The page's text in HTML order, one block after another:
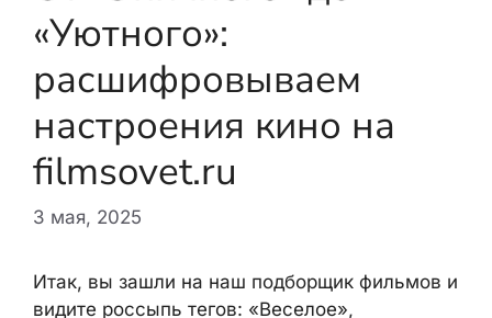
«Уютного»:
расшифровываем
настроения кино на
filmsovet.ru
3 мая, 2025
Итак, вы зашли на наш подборщик фильмов и
видите россыпь тегов: «Веселое»,